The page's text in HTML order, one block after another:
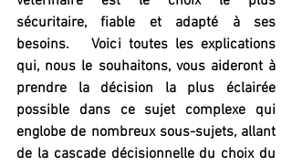
sécuritaire, fiable et adapté à ses
besoins.   Voici toutes les explications
qui, nous le souhaitons, vous aideront à
prendre la décision la plus éclairée
possible dans ce sujet complexe qui
englobe de nombreux sous-sujets, allant
de la cascade décisionnelle du choix du